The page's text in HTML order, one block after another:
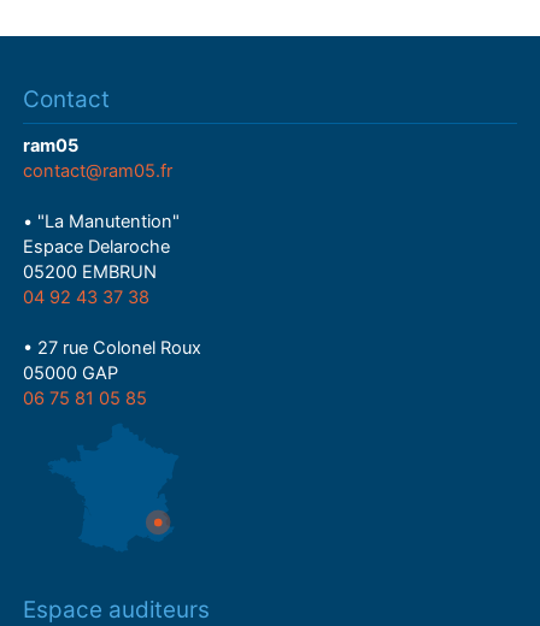
Contact
ram05
contact@ram05.fr
• "La Manutention"
Espace Delaroche
05200 EMBRUN
04 92 43 37 38
• 27 rue Colonel Roux
05000 GAP
06 75 81 05 85
Espace auditeurs